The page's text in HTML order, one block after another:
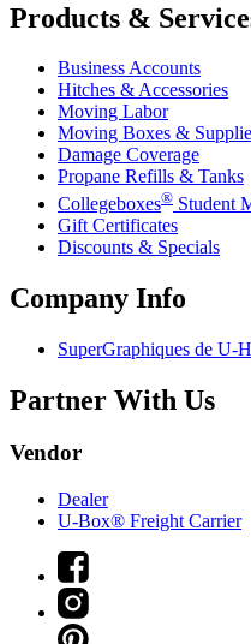
Products &
Business Accounts
Hitches & Accessories
Moving Labor
Moving Boxes &
Damage Coverage
Propane Refills & Tanks
Collegeboxes® Student
Gift Certificates
Discounts & Specials
Company Info
SuperGraphiques de U-
Partner With Us
Vendor
Dealer
U-Box® Freight Carrier